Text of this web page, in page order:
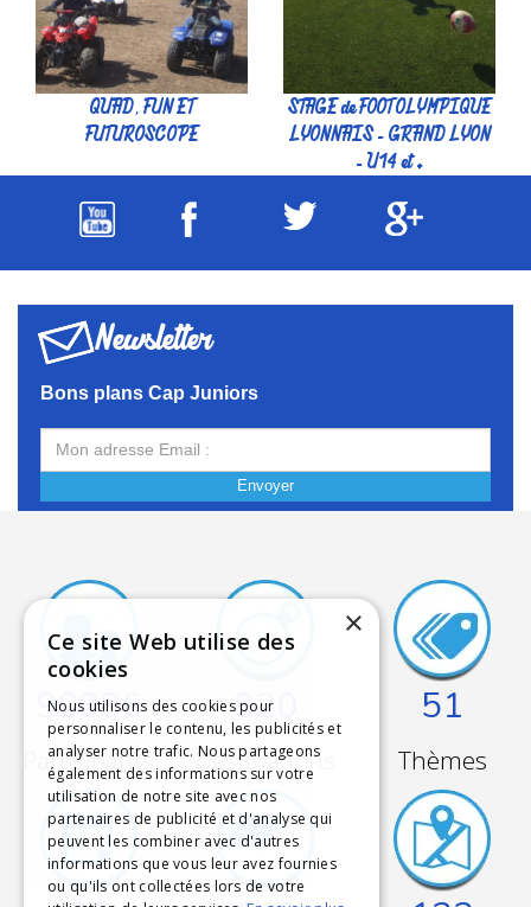
Newsletter
90886 820 51
22
Ans
d'existence
160
Séjours
123
Villes
desservies
×
Ce site Web utilise des
cookies
Nous utilisons des cookies pour
personnaliser le contenu, les publicités et
analyser notre trafic. Nous partageons
également des informations sur votre
utilisation de notre site avec nos
partenaires de publicité et d'analyse qui
peuvent les combiner avec d'autres
informations que vous leur avez fournies
ou qu'ils ont collectées lors de votre